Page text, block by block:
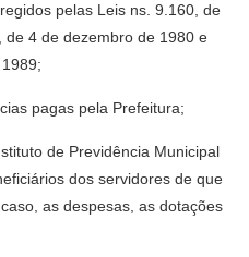
pelas Leis ns. 9.160, de
4 de dezembro de 1980 e
pagas pela Prefeitura;
de Previdência Municipal
dos servidores de que
as despesas, as dotações